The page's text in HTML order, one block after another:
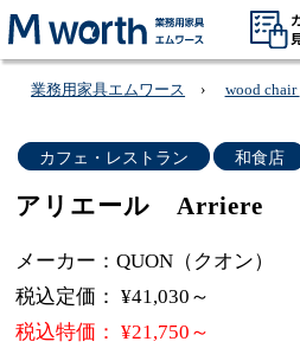
業務用家具エムワース wood chair
カフェ・レストラン 和食店
アリエール Arriere
メーカー：QUON（クオン）
税込定価： ¥41,030～
税込特価： ¥21,750～